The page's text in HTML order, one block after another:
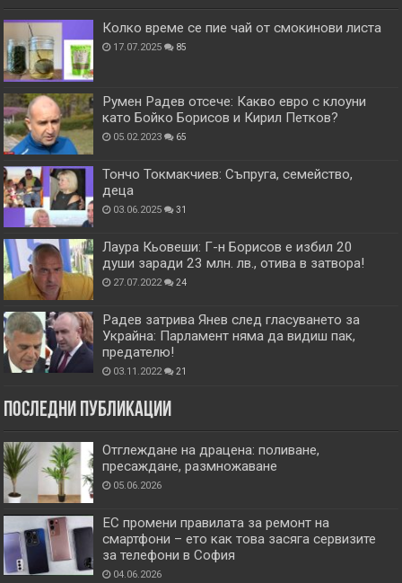
Колко време се пие чай от смокинови листа
17.07.2025 85
Румен Радев отсече: Какво евро с клоуни
като Бойко Борисов и Кирил Петков?
05.02.2023 65
Тончо Токмакчиев: Съпруга, семейство,
деца
03.06.2025 31
Лаура Кьовеши: Г-н Борисов е избил 20
души заради 23 млн. лв., отива в затвора!
27.07.2022 24
Радев затрива Янев след гласуването за
Украйна: Парламент няма да видиш пак,
предателю!
03.11.2022 21
Последни публикации
Отглеждане на драцена: поливане,
пресаждане, размножаване
05.06.2026
ЕС промени правилата за ремонт на
смартфони – ето как това засяга сервизите
за телефони в София
04.06.2026